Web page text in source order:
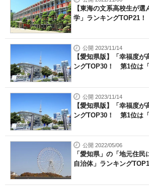
【東海の文系高校生が
学」ランキングTOP21
公開 2023/11/14
【愛知県版】「幸福度
ングTOP30！ 第1位は
公開 2023/11/14
【愛知県版】「幸福度
ングTOP30！ 第1位は
公開 2022/05/06
「愛知県」の「地元住民
自治体」ランキング